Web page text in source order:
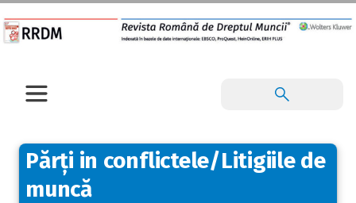
Părți in conflictele/Litigiile de
muncă